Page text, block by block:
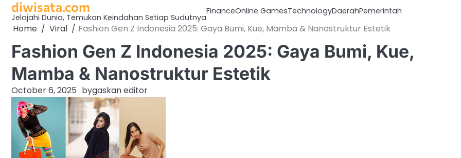
Skip
content
diwisata.com
Jelajahi Dunia, Temukan Keindahan Setiap Sudutnya
FinanceOnline GamesTechnologyDaerahPemerintah
Home Viral Fashion Gen Z Indonesia 2025: Gaya Bumi, Kue, Mamba & Nanostruktur Estetik
Fashion Gen Z Indonesia 2025: Gaya Bumi, Kue,
Mamba & Nanostruktur Estetik
October 6, 2025 bygaskan editor